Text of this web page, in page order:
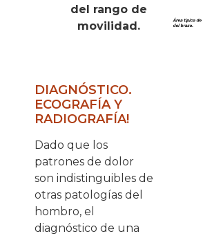
del rango de
movilidad.
DIAGNÓSTICO.
ECOGRAFÍA Y
RADIOGRAFÍA!
Dado que los
patrones de dolor
son indistinguibles de
otras patologías del
hombro, el
diagnóstico de una